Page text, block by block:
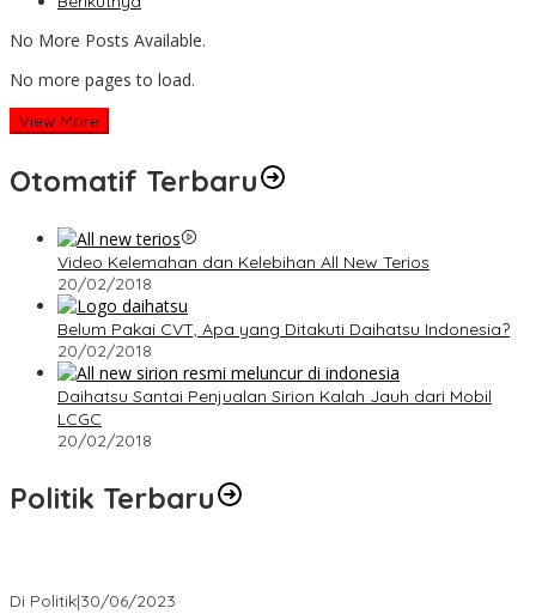
No More Posts Available.
No more pages to load.
View More
Otomatif Terbaru
Video Kelemahan dan Kelebihan All New Terios
20/02/2018
Belum Pakai CVT, Apa yang Ditakuti Daihatsu Indonesia?
20/02/2018
Daihatsu Santai Penjualan Sirion Kalah Jauh dari Mobil
LCGC
20/02/2018
Politik Terbaru
Di Politik|30/06/2023